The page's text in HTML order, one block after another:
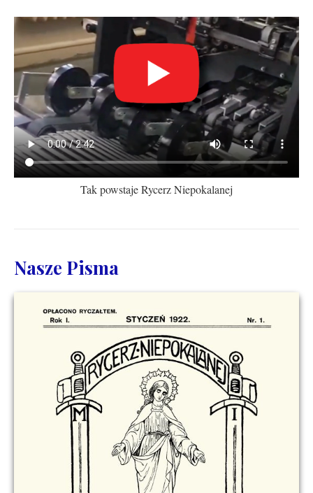
Tak powstaje Rycerz Niepokalanej
Nasze Pisma